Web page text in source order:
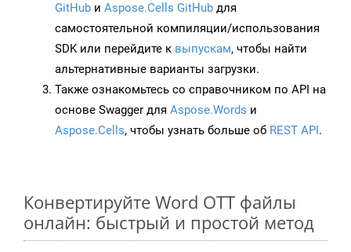
GitHub и Aspose.Cells GitHub для
самостоятельной компиляции/использования
SDK или перейдите к выпускам, чтобы найти
альтернативные варианты загрузки.
Также ознакомьтесь со справочником по API на
основе Swagger для Aspose.Words и
Aspose.Cells, чтобы узнать больше об REST API.
Конвертируйте Word OTT файлы
онлайн: быстрый и простой метод